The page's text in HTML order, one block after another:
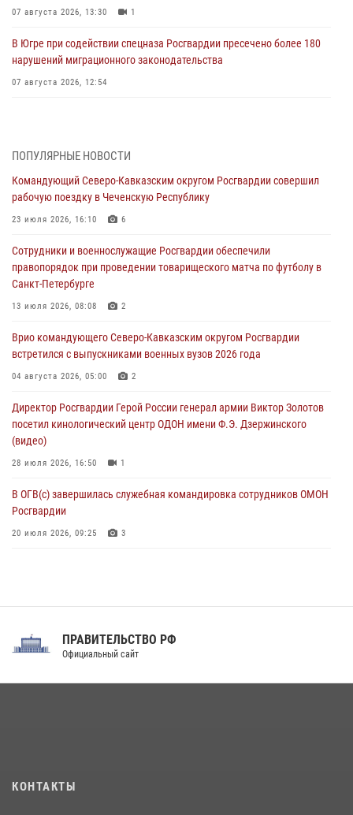
07 августа 2026, 13:30 1
В Югре при содействии спецназа Росгвардии пресечено более 180
нарушений миграционного законодательства
07 августа 2026, 12:54
Росгвардии (видео)
07 августа 2026, 12:20
ветераны военной контрразведки почтили память Николая
Кузнецова
07 августа 2026, 12:00
выпуска «Легенды армии с Александром Маршалом»
07 августа 2026, 12:00
Смольного собора в Санкт-Петербурге (видео)
3 1
ПОПУЛЯРНЫЕ НОВОСТИ
Командующий Северо-Кавказским округом Росгвардии совершил
рабочую поездку в Чеченскую Республику
23 июля 2026, 16:10 6
Сотрудники и военнослужащие Росгвардии обеспечили
правопорядок при проведении товарищеского матча по футболу в
Санкт-Петербурге
13 июля 2026, 08:08 2
Врио командующего Северо-Кавказским округом Росгвардии
встретился с выпускниками военных вузов 2026 года
04 августа 2026, 05:00 2
Директор Росгвардии Герой России генерал армии Виктор Золотов
посетил кинологический центр ОДОН имени Ф.Э. Дзержинского
(видео)
28 июля 2026, 16:50 1
В ОГВ(с) завершилась служебная командировка сотрудников ОМОН
Росгвардии
20 июля 2026, 09:25 3
Праздник «Один день с Росгвардией» к 105-летию Центрального
ПРАВИТЕЛЬСТВО РФ
Официальный сайт
КОНТАКТЫ